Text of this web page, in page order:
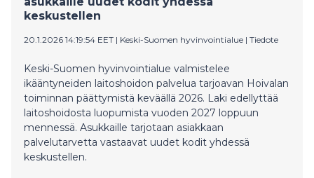
keskustellen
20.1.2026 14:19:54 EET | Keski-Suomen hyvinvointialue | Tiedote
Keski-Suomen hyvinvointialue valmistelee
ikääntyneiden laitoshoidon palvelua tarjoavan Hoivalan
toiminnan päättymistä keväällä 2026. Laki edellyttää
laitoshoidosta luopumista vuoden 2027 loppuun
mennessä. Asukkaille tarjotaan asiakkaan
palvelutarvetta vastaavat uudet kodit yhdessä
keskustellen.